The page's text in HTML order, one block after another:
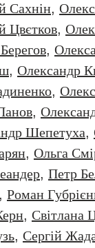
Сахнiн,
Цвєтков,
,
, Олександр
,
,
Шепетуха,
, Ольга
, Петр
, Роман
, Світлана
, Сергій